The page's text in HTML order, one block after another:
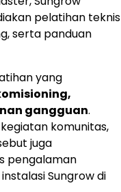
pelatihan teknis
serta panduan
yang
gangguan.
komunitas,
juga
pengalaman
Sungrow di